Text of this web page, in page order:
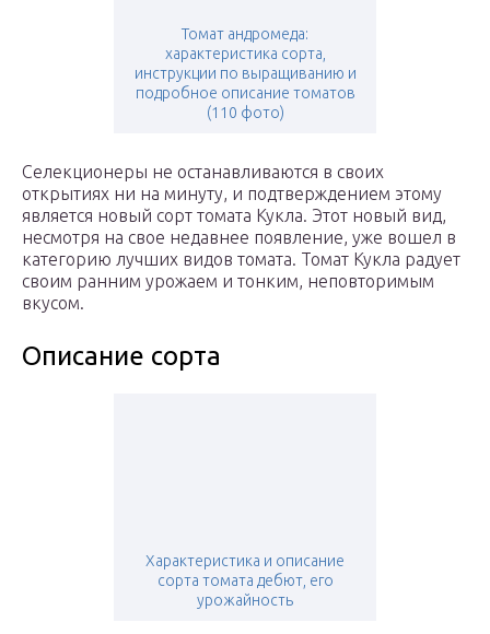
Томат андромеда:
характеристика сорта,
инструкции по выращиванию и
подробное описание томатов
(110 фото)
Селекционеры не останавливаются в своих
открытиях ни на минуту, и подтверждением этому
является новый сорт томата Кукла. Этот новый вид,
несмотря на свое недавнее появление, уже вошел в
категорию лучших видов томата. Томат Кукла радует
своим ранним урожаем и тонким, неповторимым
вкусом.
Описание сорта
Характеристика и описание
сорта томата дебют, его
урожайность